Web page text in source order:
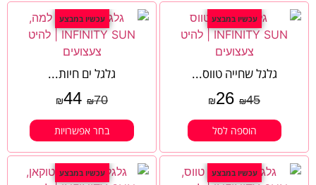
עכשיו במבצע
גלגל שחייה טווס...
₪45
₪26
הוספה לסל
עכשיו במבצע
גלגל ים חיות...
₪70
₪44
בחר אפשרויות
עכשיו במבצע עכשיו במבצע